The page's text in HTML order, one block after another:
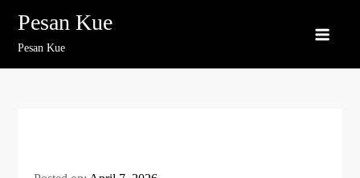
content
Pesan Kue
Pesan Kue